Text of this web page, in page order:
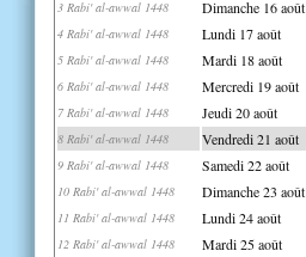
3 Rabi' al-awwal 1448 Dimanche 16 août
4 Rabi' al-awwal 1448 Lundi 17 août
5 Rabi' al-awwal 1448 Mardi 18 août
6 Rabi' al-awwal 1448 Mercredi 19 août
7 Rabi' al-awwal 1448 Jeudi 20 août
8 Rabi' al-awwal 1448 Vendredi 21 août
9 Rabi' al-awwal 1448 Samedi 22 août
10 Rabi' al-awwal 1448 Dimanche 23 août
11 Rabi' al-awwal 1448 Lundi 24 août
12 Rabi' al-awwal 1448 Mardi 25 août